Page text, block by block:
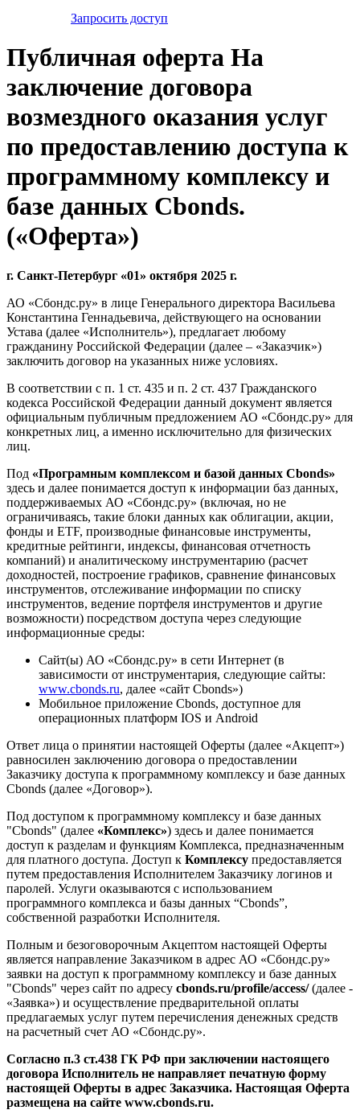
Запросить доступ
Публичная оферта На
заключение договора
возмездного оказания услуг
по предоставлению доступа к
программному комплексу и
базе данных Cbonds.
(«Оферта»)
г. Санкт-Петербург «01» октября 2025 г.
АО «Сбондс.ру» в лице Генерального директора Васильева
Константина Геннадьевича, действующего на основании
Устава (далее «Исполнитель»), предлагает любому
гражданину Российской Федерации (далее – «Заказчик»)
заключить договор на указанных ниже условиях.
В соответствии с п. 1 ст. 435 и п. 2 ст. 437 Гражданского
кодекса Российской Федерации данный документ является
официальным публичным предложением АО «Сбондс.ру» для
конкретных лиц, а именно исключительно для физических
лиц.
Под «Програмным комплексом и базой данных Cbonds»
здесь и далее понимается доступ к информации баз данных,
поддерживаемых АО «Сбондс.ру» (включая, но не
ограничиваясь, такие блоки данных как облигации, акции,
фонды и ETF, производные финансовые инструменты,
кредитные рейтинги, индексы, финансовая отчетность
компаний) и аналитическому инструментарию (расчет
доходностей, построение графиков, сравнение финансовых
инструментов, отслеживание информации по списку
инструментов, ведение портфеля инструментов и другие
возможности) посредством доступа через следующие
информационные среды:
Сайт(ы) АО «Сбондс.ру» в сети Интернет (в
зависимости от инструментария, следующие сайты:
www.cbonds.ru, далее «сайт Cbonds»)
Мобильное приложение Cbonds, доступное для
операционных платформ IOS и Android
Ответ лица о принятии настоящей Оферты (далее «Акцепт»)
равносилен заключению договора о предоставлении
Заказчику доступа к программному комплексу и базе данных
Сbonds (далее «Договор»).
Под доступом к программному комплексу и базе данных
"Сbonds" (далее «Комплекс») здесь и далее понимается
доступ к разделам и функциям Комплекса, предназначенным
для платного доступа. Доступ к Комплексу предоставляется
путем предоставления Исполнителем Заказчику логинов и
паролей. Услуги оказываются с использованием
программного комплекса и базы данных “Cbonds”,
собственной разработки Исполнителя.
Полным и безоговорочным Акцептом настоящей Оферты
является направление Заказчиком в адрес АО «Сбондс.ру»
заявки на доступ к программному комплексу и базе данных
"Сbonds" через сайт по адресу cbonds.ru/profile/access/(далее -
«Заявка») и осуществление предварительной оплаты
предлагаемых услуг путем перечисления денежных средств
на расчетный счет АО «Сбондс.ру».
Согласно п.3 ст.438 ГК РФ при заключении настоящего
договора Исполнитель не направляет печатную форму
настоящей Оферты в адрес Заказчика. Настоящая Оферта
размещена на сайте www.cbonds.ru.